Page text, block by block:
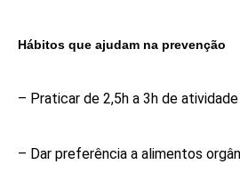
Hábitos que ajudam na prevenção
– Praticar de 2,5h a 3h de
– Dar preferência a alimentos